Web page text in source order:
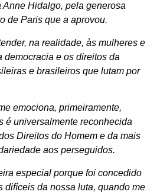
Hidalgo, pela generosa
de Paris que a aprovou.
na realidade, às mulheres e
democracia e os direitos da
e brasileiros que lutam por
emociona, primeiramente,
é universalmente reconhecida
Direitos do Homem e da mais
aos perseguidos.
especial porque foi concedido
difíceis da nossa luta, quando me